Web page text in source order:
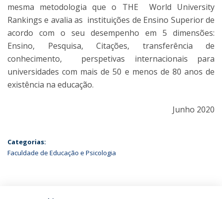
mesma metodologia que o THE World University
Rankings e avalia as instituições de Ensino Superior de
acordo com o seu desempenho em 5 dimensões:
Ensino, Pesquisa, Citações, transferência de
conhecimento, perspetivas internacionais para
universidades com mais de 50 e menos de 80 anos de
existência na educação.
Junho 2020
Categorias:
Faculdade de Educação e Psicologia